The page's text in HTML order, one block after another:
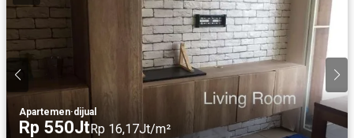
Apartemen·dijual
Rp 550JtRp 16,17Jt/m²